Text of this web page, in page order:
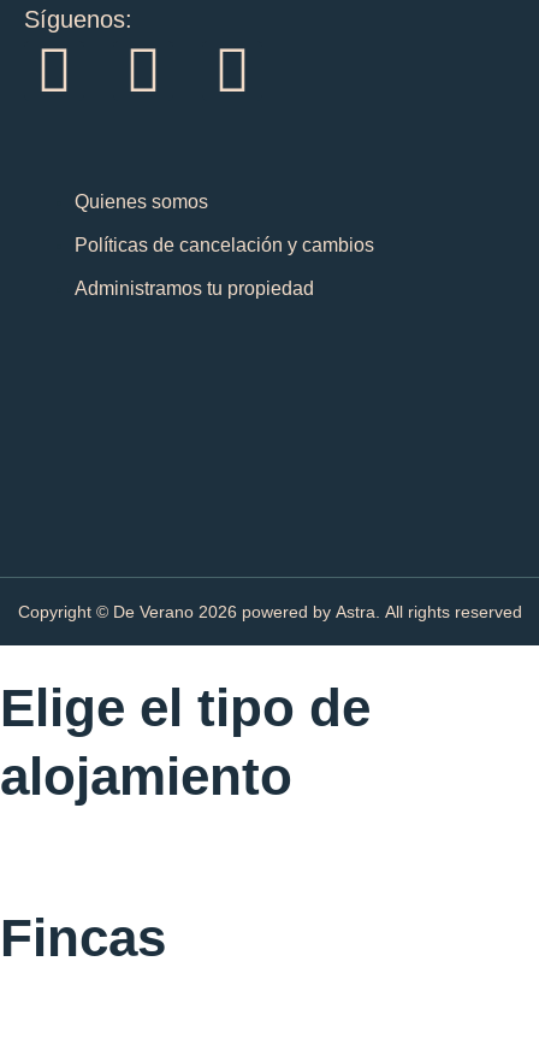
Síguenos:
I
s
a
F
c
e
b
f
T
t
o
Quienes somos
Políticas de cancelación y cambios
Administramos tu propiedad
Copyright © De Verano 2026 powered by Astra. All rights reserved
Elige el tipo de
alojamiento
Fincas